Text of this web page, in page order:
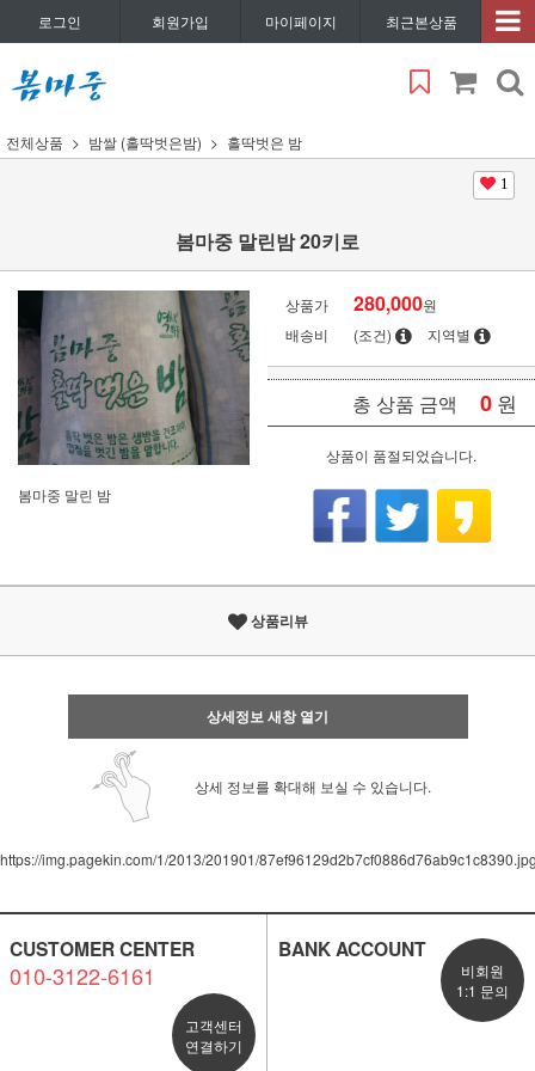
로그인 회원가입 마이페이지 최근본상품
전체상품 밤쌀 (홀딱벗은밤) 홀딱벗은 밤
1
봄마중 말린밤 20키로
봄마중 말린 밤
상품가 280,000원
배송비
(조건) 지역별
총 상품 금액 0 원
상품이 품절되었습니다.
상품리뷰
상세정보 새창 열기
상세 정보를 확대해 보실 수 있습니다.
https://img.pagekin.com/1/2013/201901/
CUSTOMER CENTER
010-3122-6161
고객센터
연결하기
BANK ACCOUNT
비회원
1:1 문의